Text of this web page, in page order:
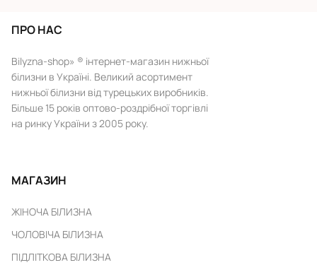
ПРО НАС
Bilyzna-shop» ® інтернет-магазин нижньої
білизни в Україні. Великий асортимент
нижньої білизни від турецьких виробників.
Більше 15 років оптово-роздрібної торгівлі
на ринку України з 2005 року.
МАГАЗИН
ЖІНОЧА БІЛИЗНА
ЧОЛОВІЧА БІЛИЗНА
ПІДЛІТКОВА БІЛИЗНА